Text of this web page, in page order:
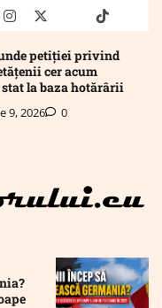
instagram
twitter truthtiktok
petiției privind
cer acum
stat la baza hotărârii
9, 2026 0